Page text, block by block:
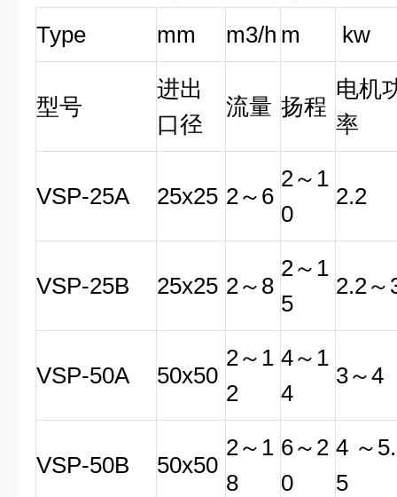
Type
mm m3/h m kw
型号
进出
口径
流量 扬程
电机
率
VSP-25A 25x25 2～ 6
2～ 1
0
2.2
VSP-25B 25x25 2～ 8
2～ 1
5
2.2～
VSP-50A 50x50
2～ 1
2
4～ 1
4
3～4
VSP-50B 50x50
2～ 1
8
6～ 2
0
4 ～ 5.
5